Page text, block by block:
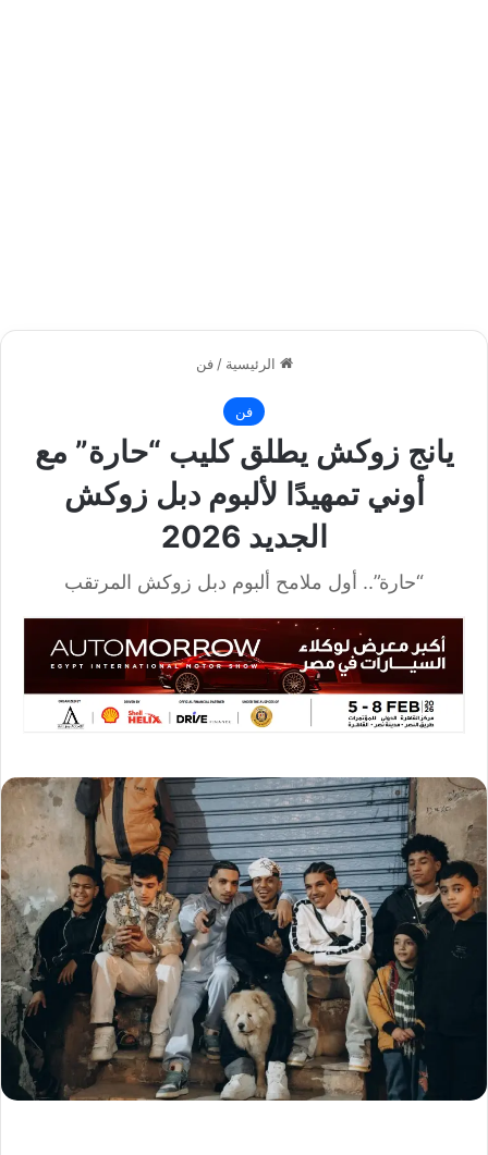
الرئيسية / فن
فن
يانج زوكش يطلق كليب “حارة” مع
أوني تمهيدًا لألبوم دبل زوكش
الجديد 2026
“حارة”.. أول ملامح ألبوم دبل زوكش المرتقب